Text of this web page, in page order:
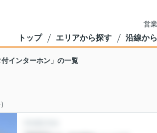
営
トップ エリアから探す 沿線か
付インターホン」の一覧